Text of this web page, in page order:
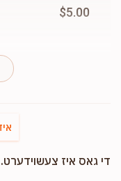
$5.00
די גאס איז